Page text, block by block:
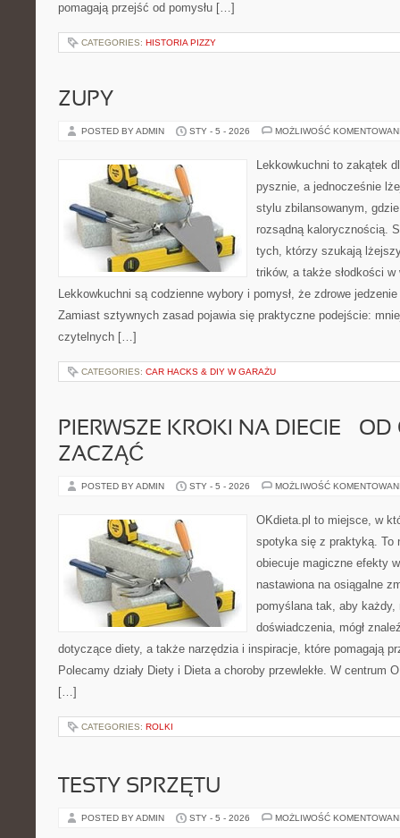
pomagają przejść od pomysłu […]
CATEGORIES: HISTORIA PIZZY
ZUPY
POSTED BY ADMIN STY - 5 - 2026 MOŻLIWOŚĆ
Lekkowkuchni to zakątek
pysznie, a jednocześnie
stylu zbilansowanym,
rozsądną kalorycznością.
tych, którzy szukają
trików, a także słodkości
Lekkowkuchni są codzienne wybory i pomysł, że zdrowe
Zamiast sztywnych zasad pojawia się praktyczne podejście:
czytelnych […]
CATEGORIES: CAR HACKS & DIY W GARAŻU
PIERWSZE KROKI NA DIECIE – OD
ZACZĄĆ
POSTED BY ADMIN STY - 5 - 2026 MOŻLIWOŚĆ
OKdieta.pl to miejsce, w
spotyka się z praktyką. To
obiecuje magiczne efekty
nastawiona na osiągalne
pomyślana tak, aby każdy,
doświadczenia, mógł
dotyczące diety, a także narzędzia i inspiracje, które pomagają
Polecamy działy Diety i Dieta a choroby przewlekłe. W centrum
[…]
CATEGORIES: ROLKI
TESTY SPRZĘTU
POSTED BY ADMIN STY - 5 - 2026 MOŻLIWOŚĆ